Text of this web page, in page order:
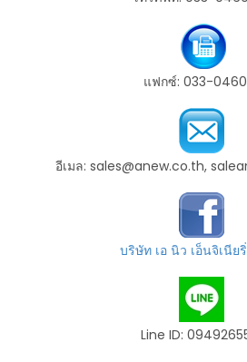
แฟกซ์: 033-
อีเมล: sales@anew.co.th,
บริษัท เอ นิว เอ็นจิเนีย
Line ID: